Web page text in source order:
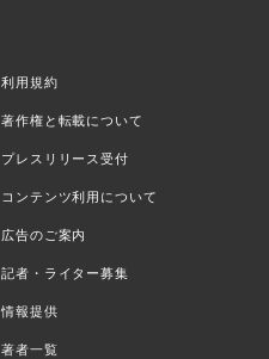
利用規約
著作権と転載について
プレスリリース受付
コンテンツ利用について
広告のご案内
記者・ライター募集
情報提供
著者一覧